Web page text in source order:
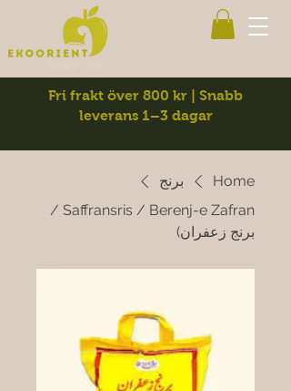
Fri frakt över 800 kr | Snabb
leverans 1–3 dagar
Home
برنج
Saffransris / Berenj-e Zafran /
برنج زعفران)